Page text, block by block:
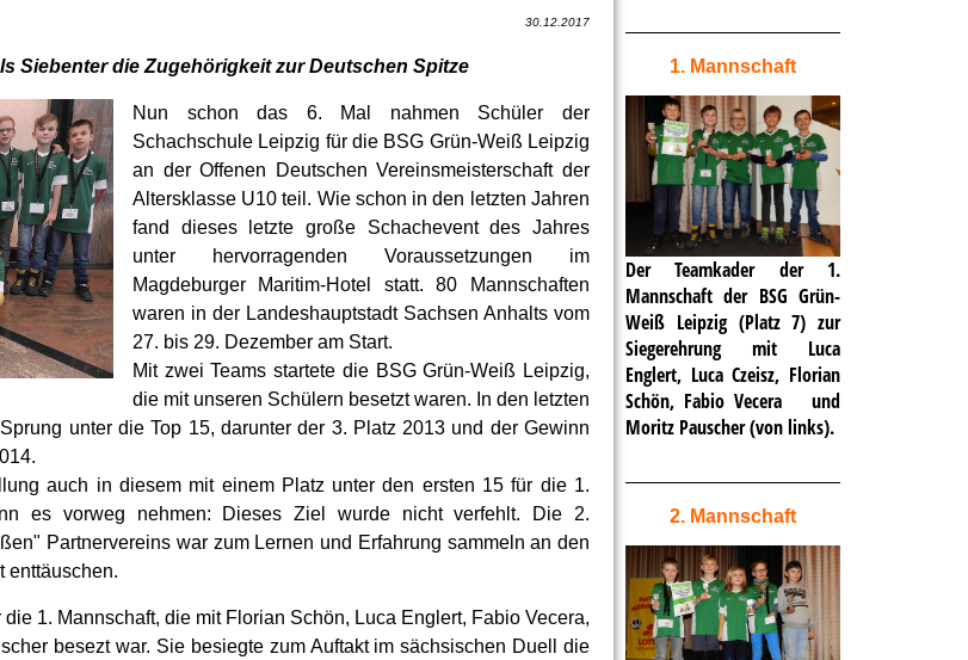
30.12.2017
Siebenter die Zugehörigkeit zur Deutschen Spitze
Nun schon das 6. Mal nahmen Schüler der
Schachschule Leipzig für die BSG Grün-Weiß Leipzig
an der Offenen Deutschen Vereinsmeisterschaft der
Altersklasse U10 teil. Wie schon in den letzten Jahren
fand dieses letzte große Schachevent des Jahres
unter hervorragenden Voraussetzungen im
Magdeburger Maritim-Hotel statt. 80 Mannschaften
waren in der Landeshauptstadt Sachsen Anhalts vom
27. bis 29. Dezember am Start.
Mit zwei Teams startete die BSG Grün-Weiß Leipzig,
die mit unseren Schülern besetzt waren. In den letzten
unter die Top 15, darunter der 3. Platz 2013 und der Gewinn
auch in diesem mit einem Platz unter den ersten 15 für die 1.
es vorweg nehmen: Dieses Ziel wurde nicht verfehlt. Die 2.
Partnervereins war zum Lernen und Erfahrung sammeln an den
enttäuschen.
1. Mannschaft, die mit Florian Schön, Luca Englert, Fabio Vecera,
besezt war. Sie besiegte zum Auftakt im sächsischen Duell die
1. Mannschaft
Der Teamkader der 1.
Mannschaft der BSG Grün-
Weiß Leipzig (Platz 7) zur
Siegerehrung mit Luca
Englert, Luca Czeisz, Florian
Schön, Fabio Vecera und
Moritz Pauscher (von links).
2. Mannschaft